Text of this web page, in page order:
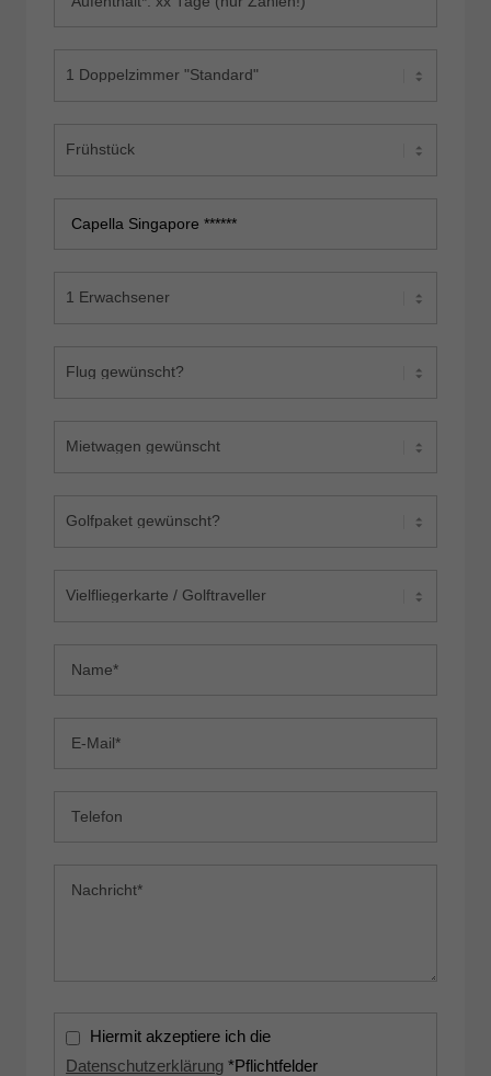
Hiermit akzeptiere ich die
Datenschutzerklärung *Pflichtfelder